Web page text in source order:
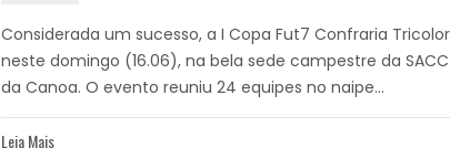
Considerada um sucesso, a I Copa Fut7 Confraria
neste domingo (16.06), na bela sede campestre da
da Canoa. O evento reuniu 24 equipes no naipe...
Leia Mais